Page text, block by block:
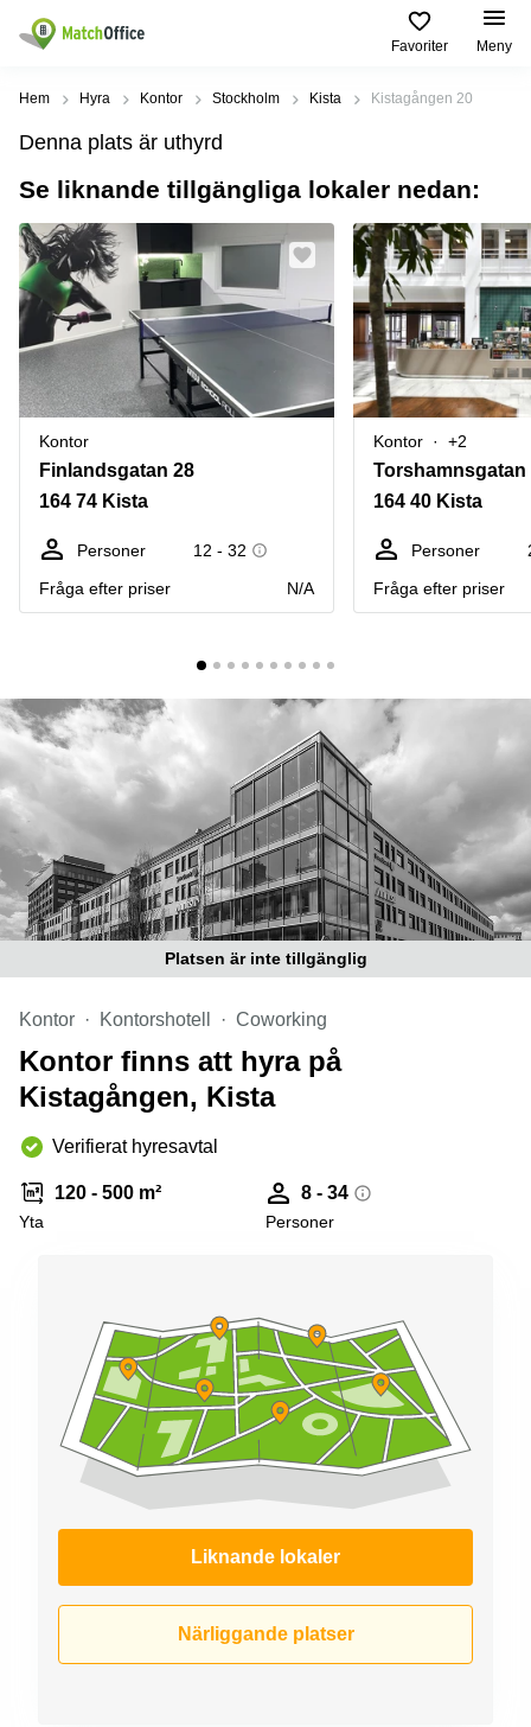
Favoriter Meny
Hyra / hyra ut
Kategorier
Kontorshotell
Coworking
space
Lagerlokaler
Industrilokaler
Verkstad
Mötesrum
Virtuellt
Populära
Städer
Stockholm
Göteborg
Malmö
Uppsala
Norrköping
Skåne
Älvsjö
Sollentuna
Vasastan
Populära
sökningar
Kontorshotell
Stockholm
Hyra lokal
Stockholm
Kontorshotell
Göteborg
Coworking
Stockholm
Kontorshotell
Malmö
Coworking
Östermalm
Kontor
Malmö
Lediga
lokaler
Hisingen
Hjälp
Bli hyresvärd
Pris
Logga in
Hem Hyra Kontor Stockholm Kista Kistagången 20
Denna plats är uthyrd
Se liknande tillgängliga lokaler nedan:
Kontor
Finlandsgatan 28
164 74 Kista
Personer
12 - 32
Fråga efter priser
N/A
Kontor +2
Torshamnsgatan
164 40 Kista
Personer
Fråga efter priser
Platsen är inte tillgänglig
Kontor Kontorshotell Coworking
Kontor finns att hyra på
Kistagången, Kista
Verifierat hyresavtal
120 - 500 m²
Yta
8 - 34
Personer
Liknande lokaler
Närliggande platser